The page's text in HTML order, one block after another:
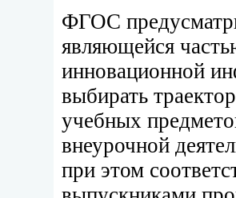
ФГОС
являющейся
инновационной
выбирать
учебных
внеурочной
при этом